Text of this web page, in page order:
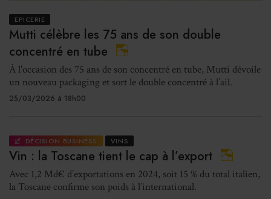
EPICERIE
Mutti célèbre les 75 ans de son double
concentré en tube
À l'occasion des 75 ans de son concentré en tube, Mutti dévoile
un nouveau packaging et sort le double concentré à l’ail.
25/03/2026 à 18h00
DÉCISION BUSINESS VINS
Vin : la Toscane tient le cap à l’export
Avec 1,2 Md€ d’exportations en 2024, soit 15 % du total italien,
la Toscane confirme son poids à l’international.